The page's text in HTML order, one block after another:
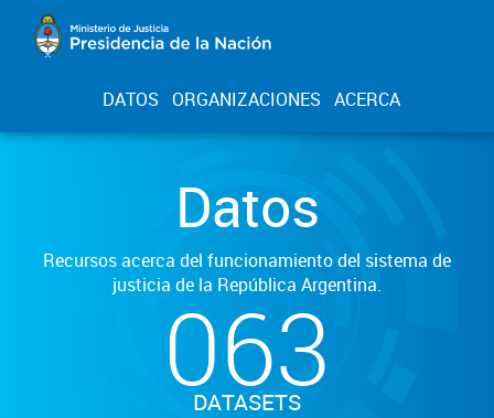
DATOS ORGANIZACIONES ACERCA
Datos
Recursos acerca del funcionamiento del sistema de
justicia de la República Argentina.
063
DATASETS